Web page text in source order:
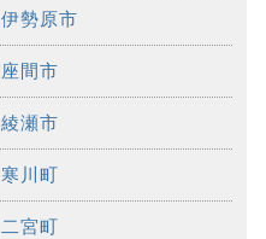
伊勢原市
座間市
綾瀬市
寒川町
二宮町